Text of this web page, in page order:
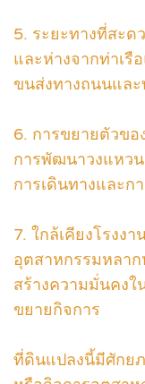
5. ระยะทางที่สะด
และห่างจากท่าเรื
ขนส่งทางถนนและ
6. การขยายตัวข
การพัฒนาวงแหว
การเดินทางและก
7. ใกล้เคียงโรงง
อุตสาหกรรมหลาก
สร้างความมั่นคงใ
ขยายกิจการ
ที่ดินแปลงนี้มีศักย